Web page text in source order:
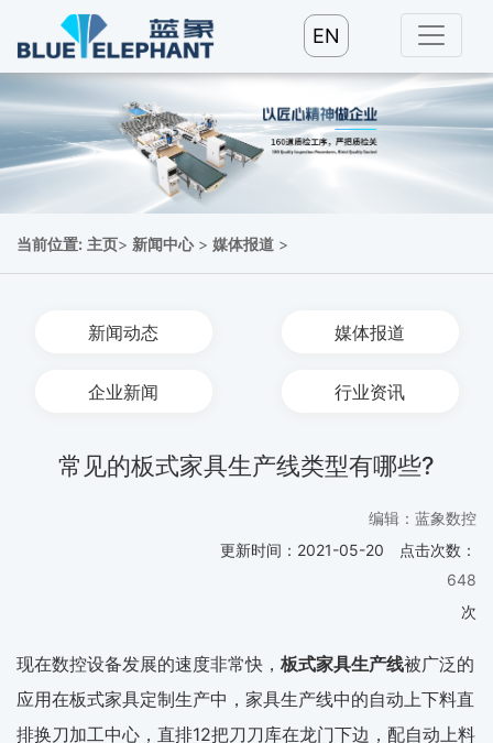
EN
当前位置: 主页> 新闻中心> 媒体报道 >
新闻动态 媒体报道
企业新闻 行业资讯
常见的板式家具生产线类型有哪些?
编辑：蓝象数控
更新时间： 2021-05-20
点击次数：
648
次
现在数控设备发展的速度非常快， 板式家具生产线被广泛的
应用在板式家具定制生产中，家具生产线中的自动上下料直
排换刀加工中心，直排12把刀刀库在龙门下边，配自动上料